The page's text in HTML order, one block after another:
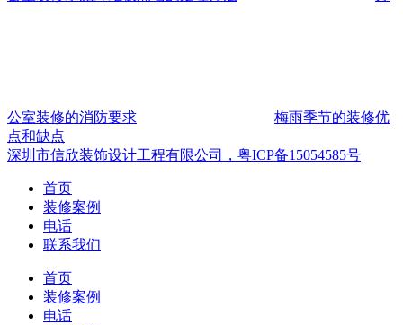
公室装修的消防要求
梅雨季节的装修优
点和缺点
深圳市信欣装饰设计工程有限公司，粤ICP备15054585号
首页
装修案例
电话
联系我们
首页
装修案例
电话